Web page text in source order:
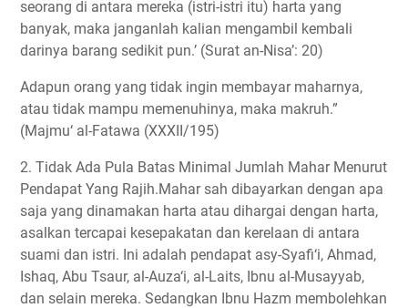
seorang di antara mereka (istri-istri itu) harta yang
banyak, maka janganlah kalian mengambil kembali
darinya barang sedikit pun.’ (Surat an-Nisa’: 20)
Adapun orang yang tidak ingin membayar maharnya,
atau tidak mampu memenuhinya, maka makruh.”
(Majmu‘ al-Fatawa (XXXII/195)
2. Tidak Ada Pula Batas Minimal Jumlah Mahar Menurut
Pendapat Yang Rajih.Mahar sah dibayarkan dengan apa
saja yang dinamakan harta atau dihargai dengan harta,
asalkan tercapai kesepakatan dan kerelaan di antara
suami dan istri. Ini adalah pendapat asy-Syafi‘i, Ahmad,
Ishaq, Abu Tsaur, al-Auza‘i, al-Laits, Ibnu al-Musayyab,
dan selain mereka. Sedangkan Ibnu Hazm membolehkan